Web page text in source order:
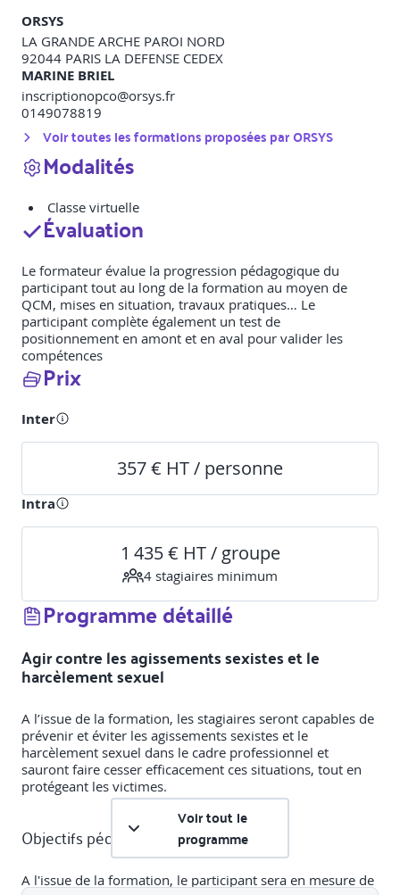
ORSYS
LA GRANDE ARCHE PAROI NORD
92044 PARIS LA DEFENSE CEDEX
MARINE BRIEL
inscriptionopco@orsys.fr
0149078819
Voir toutes les formations proposées parORSYS
Modalités
Classe virtuelle
Évaluation
Le formateur évalue la progression pédagogique du
participant tout au long de la formation au moyen de
QCM, mises en situation, travaux pratiques… Le
participant complète également un test de
positionnement en amont et en aval pour valider les
compétences
Prix
Inter
357 € HT / personne
Intra
1 435 € HT / groupe
4 stagiaires minimum
Programme détaillé
Agir contre les agissements sexistes et le
harcèlement sexuel
A l’issue de la formation, les stagiaires seront capables de
prévenir et éviter les agissements sexistes et le
harcèlement sexuel dans le cadre professionnel et
sauront faire cesser efficacement ces situations, tout en
protégeant les victimes.
Objectifs pédagogiques :
A l'issue de la formation, le participant sera en mesure de
Voir tout le
programme